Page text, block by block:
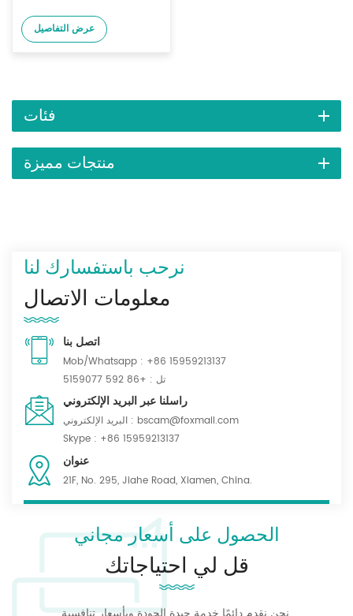
عرض التفاصيل
فئات
منتجات مميزة
نرحب باستفسارك لنا
معلومات الاتصال
اتصل بنا
Mob/Whatsapp : +86 15959213137
تل : +86 592 5159077
راسلنا عبر البريد الإلكتروني
البريد الإلكتروني : bscam@foxmail.com
Skype : +86 15959213137
عنوان
21F, No. 295, Jiahe Road, Xiamen, China.
الحصول على أسعار مجاني
قل لي احتياجاتك